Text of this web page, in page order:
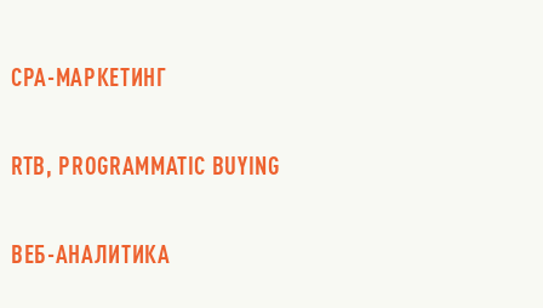
CPA-МАРКЕТИНГ
RTB, PROGRAMMATIC BUYING
ВЕБ-АНАЛИТИКА